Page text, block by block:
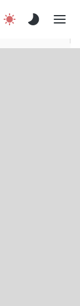
Rólunk
évek